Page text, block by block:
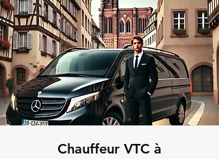
Chauffeur VTC à